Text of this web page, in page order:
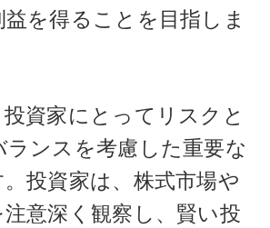
を得ることを目指しま
資家にとってリスクと
ランスを考慮した重要な
投資家は、株式市場や
意深く観察し、賢い投